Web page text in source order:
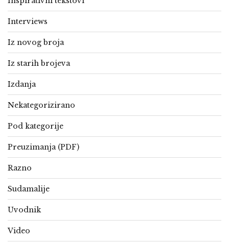
Interviews
Iz novog broja
Iz starih brojeva
Izdanja
Nekategorizirano
Pod kategorije
Preuzimanja (PDF)
Razno
Sudamalije
Uvodnik
Video